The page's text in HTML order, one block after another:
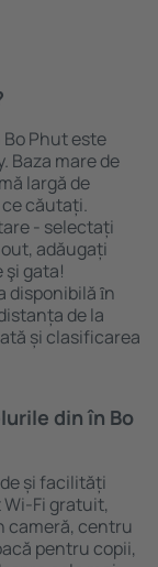
Phut este
Baza mare de
largă de
căutați.
- selectați
adăugați
gata!
disponibilă ȋn
de la
și clasificarea
din în Bo
și facilități
Fi gratuit,
cameră, centru
pentru copii,